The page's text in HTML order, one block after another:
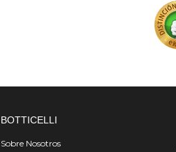
BOTTICELLI
Sobre Nosotros